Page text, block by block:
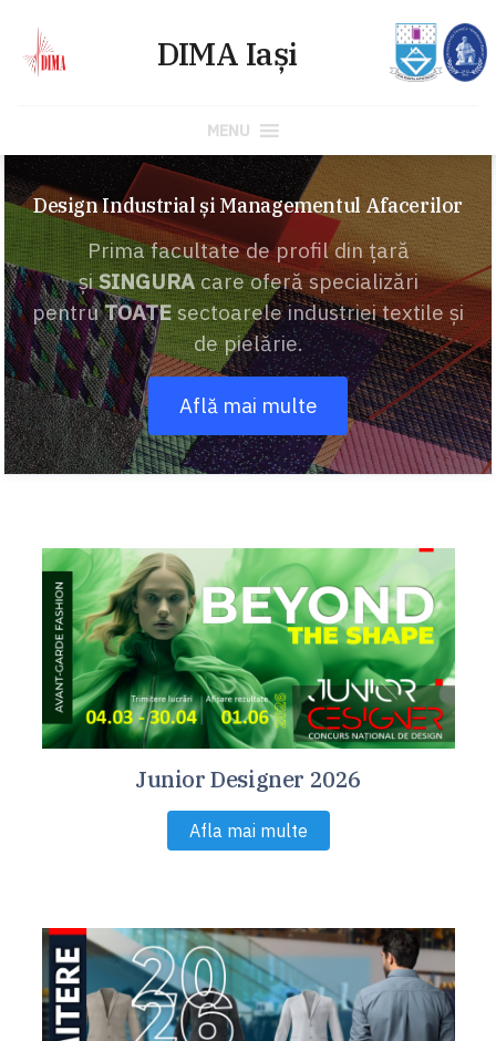
Skip
to
content
MENU
Design Industrial și Managementul Afacerilor
Prima facultate de profil din ţară
şiSINGURAcare oferă specializări
pentruTOATEsectoarele industriei textile şi
de pielărie.
Află mai multe
Junior Designer 2026
Afla mai multe